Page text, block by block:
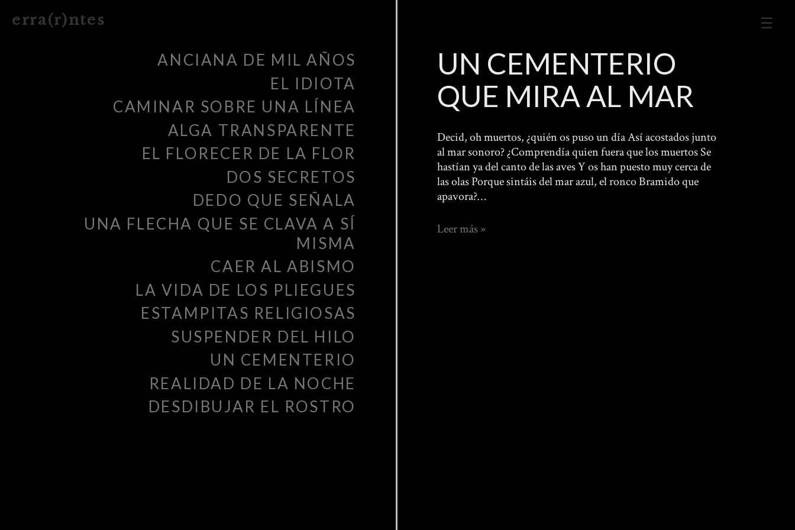
e r r a ( r ) n t e s
ANCIANA DE MIL AÑOS
EL IDIOTA
CAMINAR SOBRE UNA LÍNEA
ALGA TRANSPARENTE
EL FLORECER DE LA FLOR
DOS SECRETOS
DEDO QUE SEÑALA
UNA FLECHA QUE SE CLAVA A SÍ
MISMA
CAER AL ABISMO
LA VIDA DE LOS PLIEGUES
ESTAMPITAS RELIGIOSAS
SUSPENDER DEL HILO
UN CEMENTERIO
REALIDAD DE LA NOCHE
DESDIBUJAR EL ROSTRO
UN CEMENTERIO
QUE MIRA AL MAR
Decid, oh muertos, ¿quién os puso un día Así acostados junto
al mar sonoro? ¿Comprendía quien fuera que los muertos Se
hastían ya del canto de las aves Y os han puesto muy cerca de
las olas Porque sintáis del mar azul, el ronco Bramido que
apavora?…
Un
Leer más »